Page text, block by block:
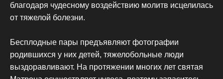
благодаря чудесному воздействию молитв исцелилась
от тяжелой болезни.
Бесплодные пары предъявляют фотографии
родившихся у них детей, тяжелобольные люди
выздоравливают. На протяжении многих лет святая